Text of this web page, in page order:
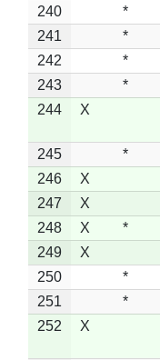
240
*
241
*
242
*
243
*
244
X
245 *
246
X
247
X
248
X *
249
X
250
*
251
*
252
X